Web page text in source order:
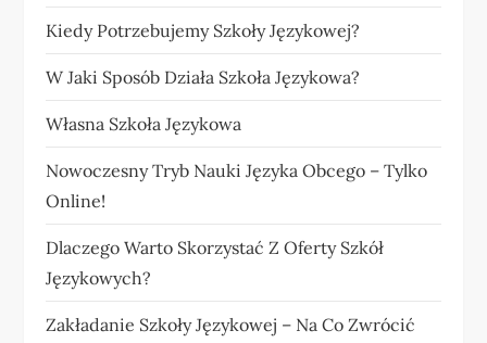
Kiedy Potrzebujemy Szkoły Językowej?
W Jaki Sposób Działa Szkoła Językowa?
Własna Szkoła Językowa
Nowoczesny Tryb Nauki Języka Obcego – Tylko
Online!
Dlaczego Warto Skorzystać Z Oferty Szkół
Językowych?
Zakładanie Szkoły Językowej – Na Co Zwrócić